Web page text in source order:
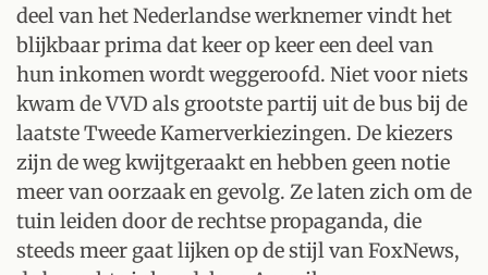
deel van het Nederlandse werknemer vindt het
blijkbaar prima dat keer op keer een deel van
hun inkomen wordt weggeroofd. Niet voor niets
kwam de VVD als grootste partij uit de bus bij de
laatste Tweede Kamerverkiezingen. De kiezers
zijn de weg kwijtgeraakt en hebben geen notie
meer van oorzaak en gevolg. Ze laten zich om de
tuin leiden door de rechtse propaganda, die
steeds meer gaat lijken op de stijl van FoxNews,